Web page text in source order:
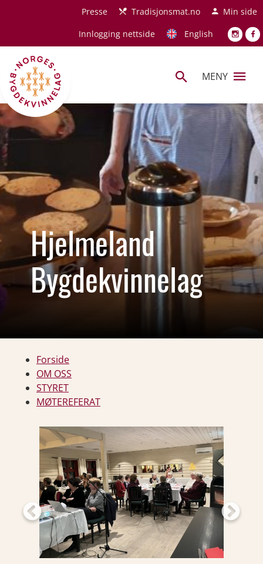
Hopp til hovedinnholdPresse Tradisjonsmat.no
Min side
Innlogging nettside
English
MENY
Hjelmeland
Bygdekvinnelag
Forside
OM OSS
STYRET
MØTEREFERAT